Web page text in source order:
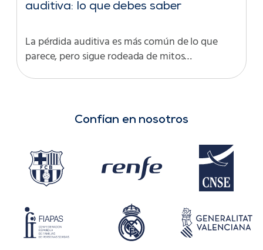
auditiva: lo que debes saber
La pérdida auditiva es más común de lo que
parece, pero sigue rodeada de mitos…
Confían en nosotros